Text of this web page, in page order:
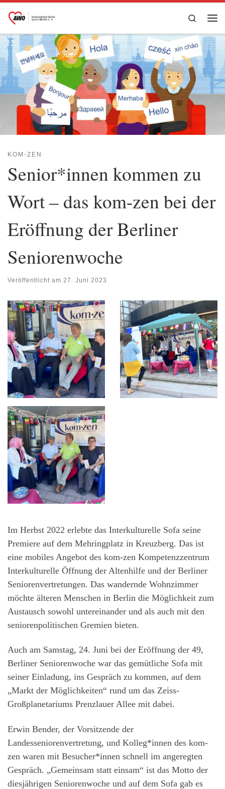
Zum Inhalt springen
Search
KOM-ZEN
Senior*innen kommen zu
Wort – das kom-zen bei der
Eröffnung der Berliner
Seniorenwoche
Veröffentlicht am 27. Juni 2023
Im Herbst 2022 erlebte das Interkulturelle Sofa seine
Premiere auf dem Mehringplatz in Kreuzberg. Das ist
eine mobiles Angebot des kom-zen Kompetenzzentrum
Interkulturelle Öffnung der Altenhilfe und der Berliner
Seniorenvertretungen. Das wandernde Wohnzimmer
möchte älteren Menschen in Berlin die Möglichkeit zum
Austausch sowohl untereinander und als auch mit den
seniorenpolitischen Gremien bieten.
Auch am Samstag, 24. Juni bei der Eröffnung der 49,
Berliner Seniorenwoche war das gemütliche Sofa mit
seiner Einladung, ins Gespräch zu kommen, auf dem
„Markt der Möglichkeiten“ rund um das Zeiss-
Großplanetariums Prenzlauer Allee mit dabei.
Erwin Bender, der Vorsitzende der
Landesseniorenvertretung, und Kolleg*innen des kom-
zen waren mit Besucher*innen schnell im angeregten
Gespräch. „Gemeinsam statt einsam“ ist das Motto der
diesjährigen Seniorenwoche und auf dem Sofa gab es